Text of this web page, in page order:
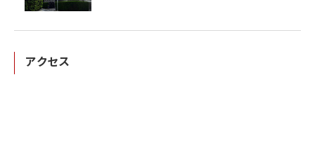
アクセス